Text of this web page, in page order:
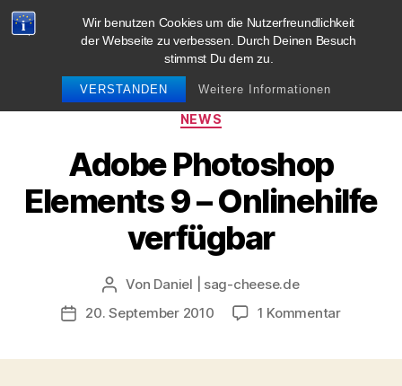
Wir benutzen Cookies um die Nutzerfreundlichkeit
der Webseite zu verbessen. Durch Deinen Besuch
stimmst Du dem zu.
VERSTANDEN Weitere Informationen
blog.sag-cheese.de
Kategorien
NEWS
Adobe Photoshop
Elements 9 – Onlinehilfe
verfügbar
Beitragsautor
Von Daniel | sag-cheese.de
Beitragsdatum
20. September 2010 1 Kommentarzu